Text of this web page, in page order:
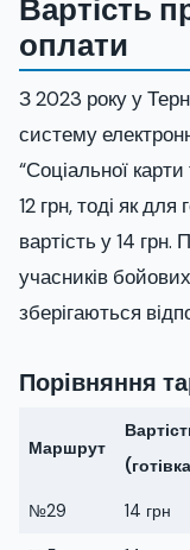
Вартість
оплати
З 2023 року у
систему
“Соціальної
12 грн, тоді як
вартість у 14 грн.
учасників
зберігаються
Порівняння
Маршрут
№29 14 грн